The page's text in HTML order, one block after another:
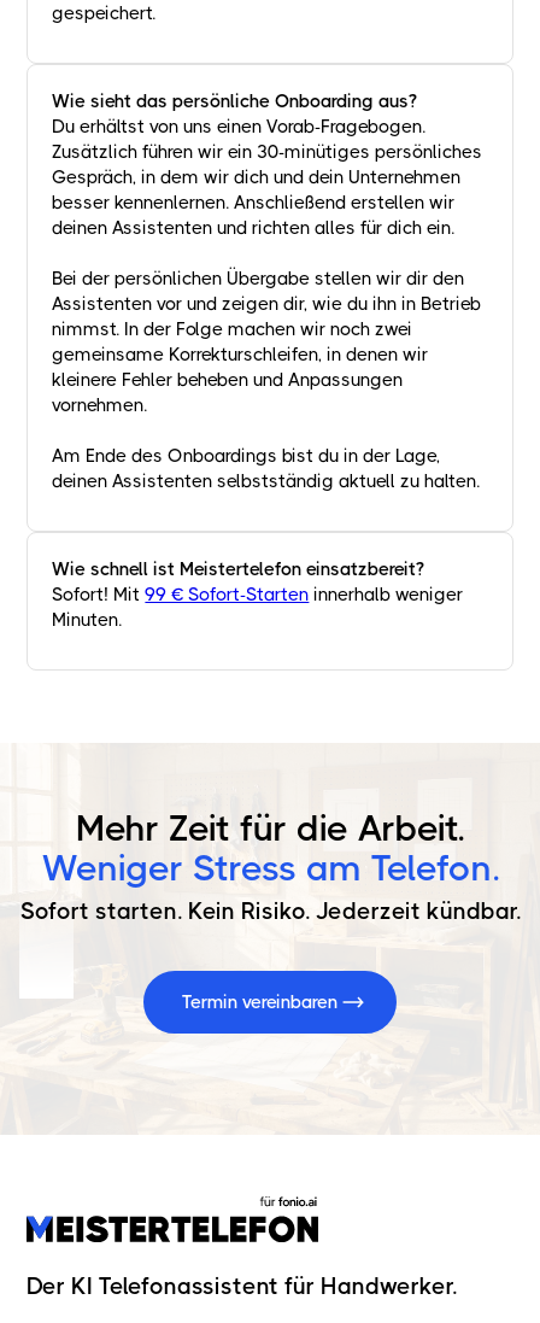
gespeichert.
Wie sieht das persönliche Onboarding aus?
Du erhältst von uns einen Vorab-Fragebogen.
Zusätzlich führen wir ein 30-minütiges persönliches
Gespräch, in dem wir dich und dein Unternehmen
besser kennenlernen. Anschließend erstellen wir
deinen Assistenten und richten alles für dich ein.
Bei der persönlichen Übergabe stellen wir dir den
Assistenten vor und zeigen dir, wie du ihn in Betrieb
nimmst. In der Folge machen wir noch zwei
gemeinsame Korrekturschleifen, in denen wir
kleinere Fehler beheben und Anpassungen
vornehmen.
Am Ende des Onboardings bist du in der Lage,
deinen Assistenten selbstständig aktuell zu halten.
Wie schnell ist Meistertelefon einsatzbereit?
Sofort! Mit99 € Sofort-Starten innerhalb weniger
Minuten.
Mehr Zeit für die Arbeit.
Weniger Stress am Telefon.
Sofort starten. Kein Risiko. Jederzeit kündbar.
Termin vereinbaren
Der KI Telefonassistent für Handwerker.